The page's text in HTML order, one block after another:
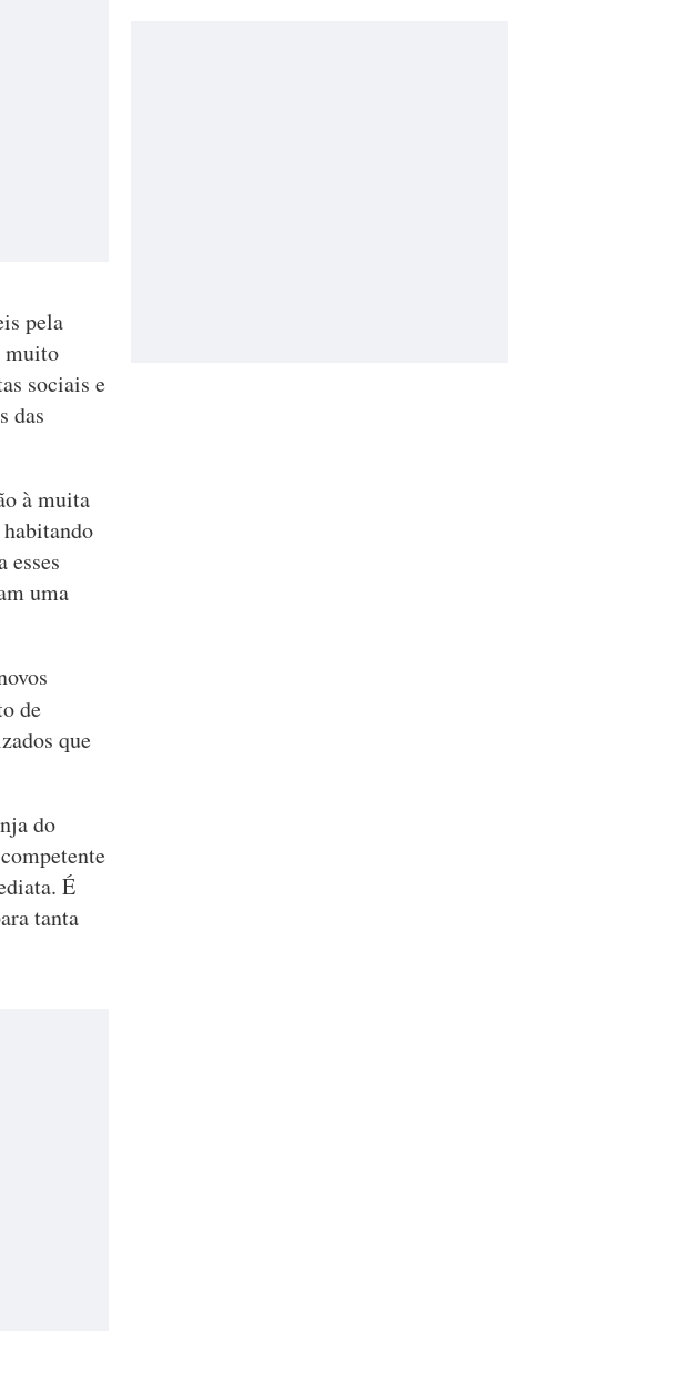
pela
muito
sociais e
das
à muita
esses
uma
de
que
do
É
tanta